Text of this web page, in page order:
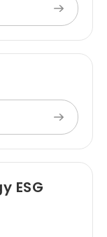
ESG